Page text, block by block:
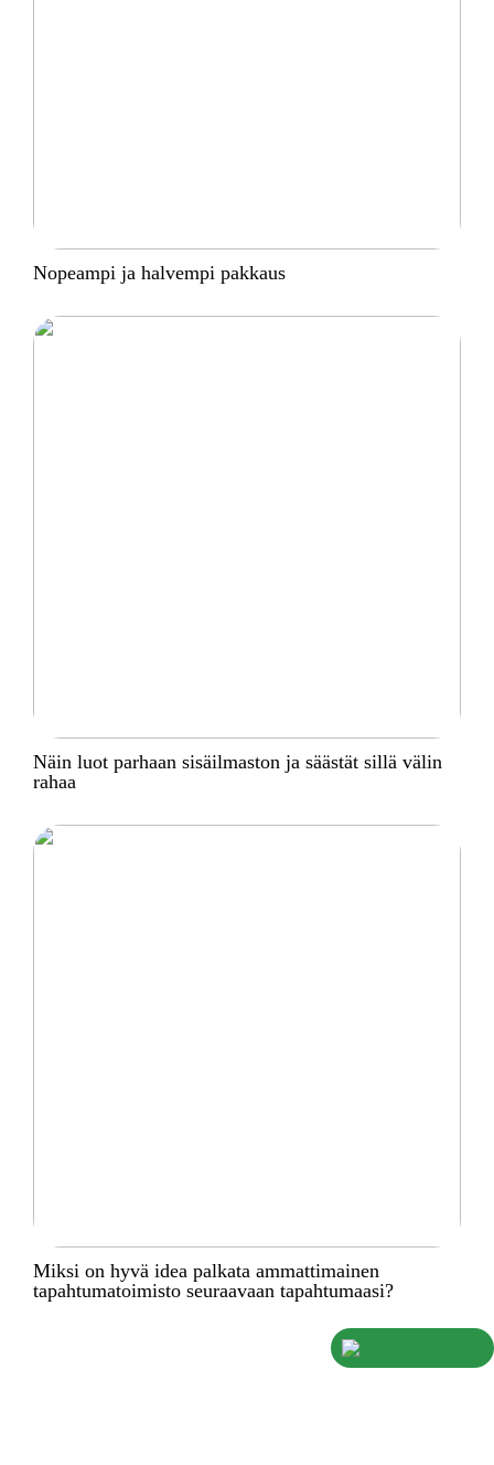
Nopeampi ja halvempi pakkaus
Näin luot parhaan sisäilmaston ja säästät sillä välin
rahaa
Miksi on hyvä idea palkata ammattimainen
tapahtumatoimisto seuraavaan tapahtumaasi?